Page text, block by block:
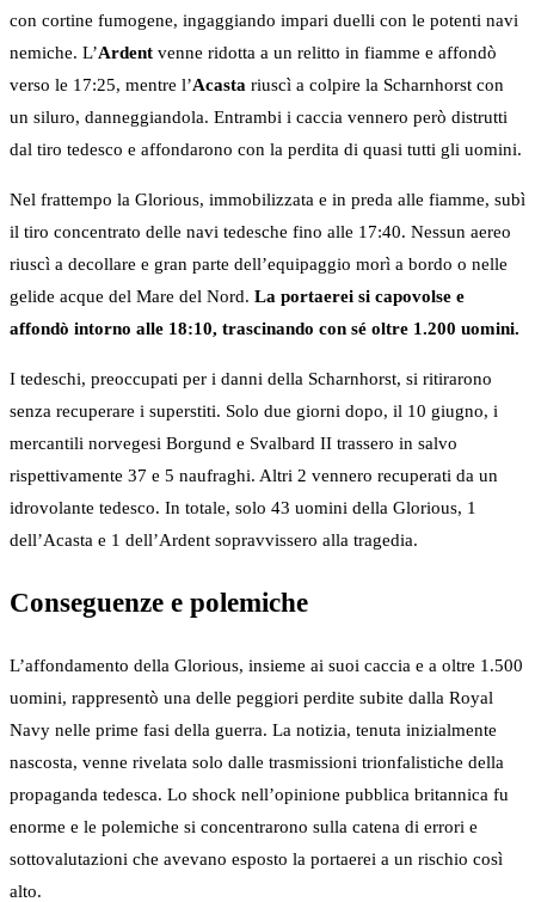
con cortine fumogene, ingaggiando impari duelli con le potenti navi
nemiche. L’Ardent venne ridotta a un relitto in fiamme e affondò
verso le 17:25, mentre l’Acasta riuscì a colpire la Scharnhorst con
un siluro, danneggiandola. Entrambi i caccia vennero però distrutti
dal tiro tedesco e affondarono con la perdita di quasi tutti gli uomini.
Nel frattempo la Glorious, immobilizzata e in preda alle fiamme, subì
il tiro concentrato delle navi tedesche fino alle 17:40. Nessun aereo
riuscì a decollare e gran parte dell’equipaggio morì a bordo o nelle
gelide acque del Mare del Nord. La portaerei si capovolse e
affondò intorno alle 18:10, trascinando con sé oltre 1.200 uomini.
I tedeschi, preoccupati per i danni della Scharnhorst, si ritirarono
senza recuperare i superstiti. Solo due giorni dopo, il 10 giugno, i
mercantili norvegesi Borgund e Svalbard II trassero in salvo
rispettivamente 37 e 5 naufraghi. Altri 2 vennero recuperati da un
idrovolante tedesco. In totale, solo 43 uomini della Glorious, 1
dell’Acasta e 1 dell’Ardent sopravvissero alla tragedia.
Conseguenze e polemiche
L’affondamento della Glorious, insieme ai suoi caccia e a oltre 1.500
uomini, rappresentò una delle peggiori perdite subite dalla Royal
Navy nelle prime fasi della guerra. La notizia, tenuta inizialmente
nascosta, venne rivelata solo dalle trasmissioni trionfalistiche della
propaganda tedesca. Lo shock nell’opinione pubblica britannica fu
enorme e le polemiche si concentrarono sulla catena di errori e
sottovalutazioni che avevano esposto la portaerei a un rischio così
alto.